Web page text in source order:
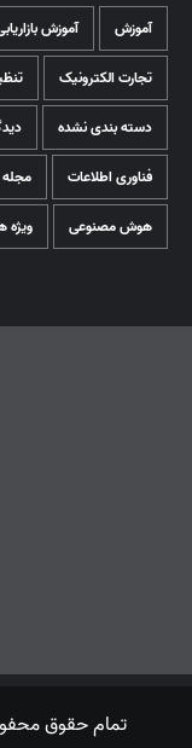
آموزش آموزش
تجارت الکترونیک
دسته بندی نشده
فناوری اطلاعات
هوش مصنوعی ویژه
تمام حقوق محفوظ است ©